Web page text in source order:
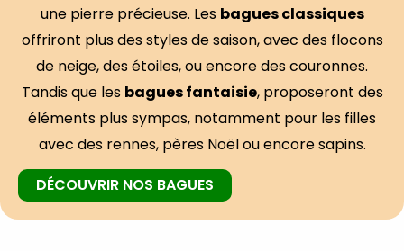
une pierre précieuse. Les bagues classiques
offriront plus des styles de saison, avec des flocons
de neige, des étoiles, ou encore des couronnes.
Tandis que les bagues fantaisie, proposeront des
éléments plus sympas, notamment pour les filles
avec des rennes, pères Noël ou encore sapins.
DÉCOUVRIR NOS BAGUES